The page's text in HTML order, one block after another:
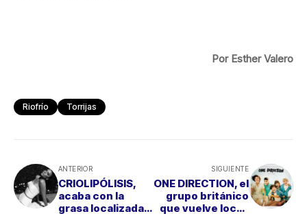
Por Esther Valero
Riofrío Torrijas
ANTERIOR
CRIOLIPÓLISIS,
acaba con la
grasa localizada
SIGUIENTE
ONE DIRECTION, el
grupo británico
que vuelve locas